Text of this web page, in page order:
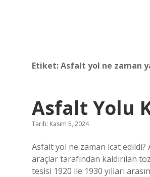
Etiket:Asfalt yol ne zaman
Asfalt Yolu
Tarih: Kasım 5, 2024
Asfalt yol ne zaman icat edildi?
araçlar tarafından kaldırılan
tesisi 1920 ile 1930 yılları